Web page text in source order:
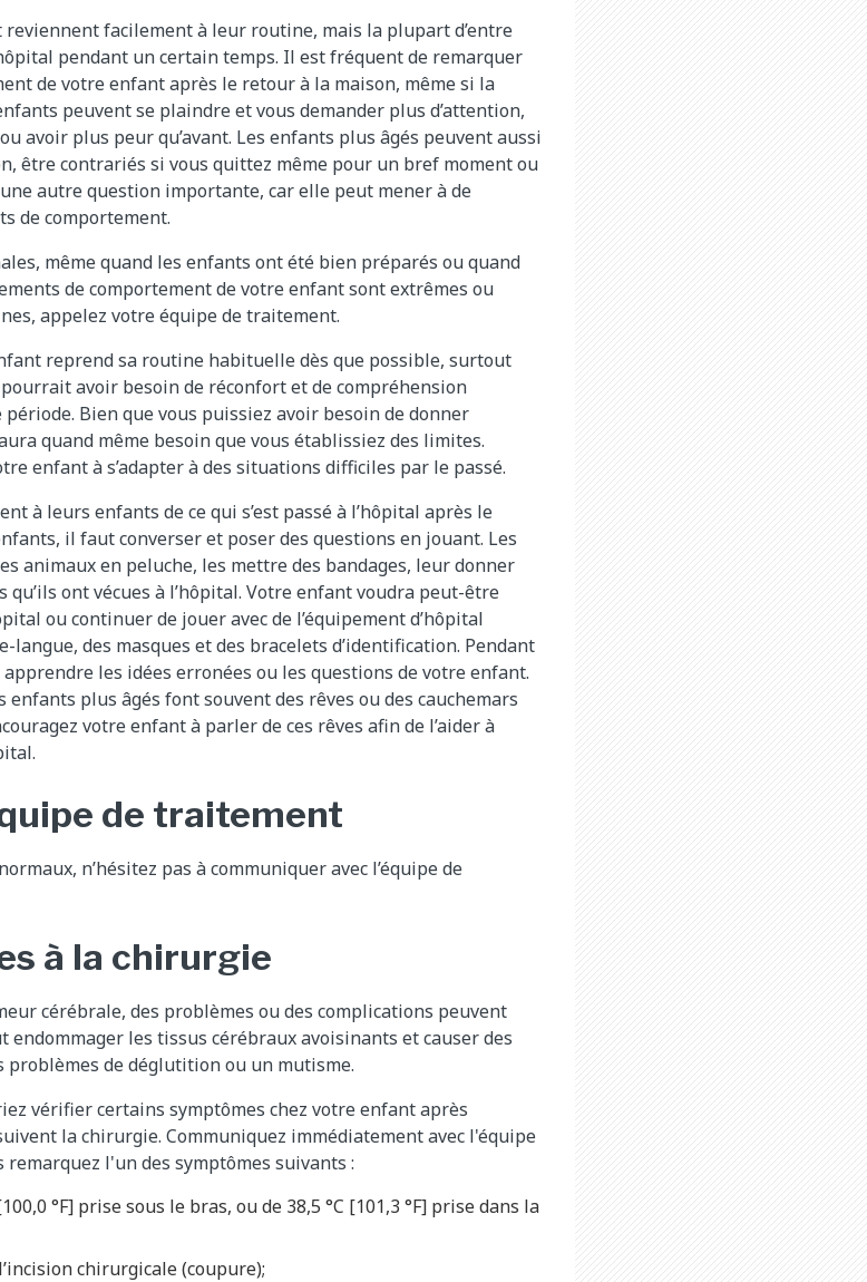
facilement à leur routine, mais la plupart d’entre
pendant un certain temps. Il est fréquent de remarquer
de votre enfant après le retour à la maison, même si la
peuvent se plaindre et vous demander plus d’attention,
avoir plus peur qu’avant. Les enfants plus âgés peuvent aussi
être contrariés si vous quittez même pour un bref moment ou
autre question importante, car elle peut mener à de
de comportement.
même quand les enfants ont été bien préparés ou quand
de comportement de votre enfant sont extrêmes ou
appelez votre équipe de traitement.
reprend sa routine habituelle dès que possible, surtout
avoir besoin de réconfort et de compréhension
Bien que vous puissiez avoir besoin de donner
quand même besoin que vous établissiez des limites.
enfant à s’adapter à des situations difficiles par le passé.
à leurs enfants de ce qui s’est passé à l’hôpital après le
il faut converser et poser des questions en jouant. Les
animaux en peluche, les mettre des bandages, leur donner
ont vécues à l’hôpital. Votre enfant voudra peut-être
ou continuer de jouer avec de l’équipement d’hôpital
langue, des masques et des bracelets d’identification. Pendant
les idées erronées ou les questions de votre enfant.
enfants plus âgés font souvent des rêves ou des cauchemars
votre enfant à parler de ces rêves afin de l’aider à
de traitement
n’hésitez pas à communiquer avec l’équipe de
à la chirurgie
cérébrale, des problèmes ou des complications peuvent
les tissus cérébraux avoisinants et causer des
problèmes de déglutition ou un mutisme.
vérifier certains symptômes chez votre enfant après
la chirurgie. Communiquez immédiatement avec l'équipe
l'un des symptômes suivants :
°F] prise sous le bras, ou de 38,5 °C [101,3 °F] prise dans la
chirurgicale (coupure);